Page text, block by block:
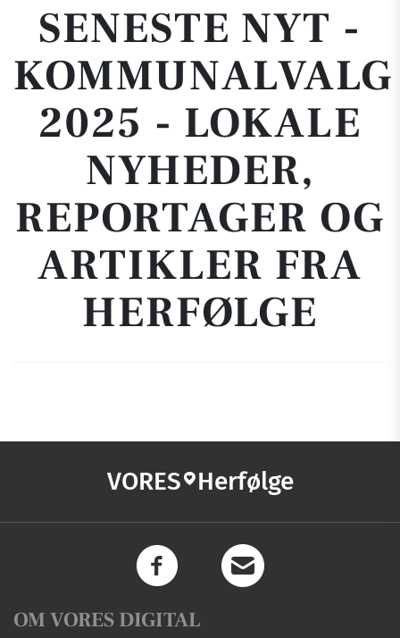
SENESTE NYT -
KOMMUNALVALG
2025 - LOKALE
NYHEDER,
REPORTAGER OG
ARTIKLER FRA
HERFØLGE
VORES Herfølge
OM VORES DIGITAL